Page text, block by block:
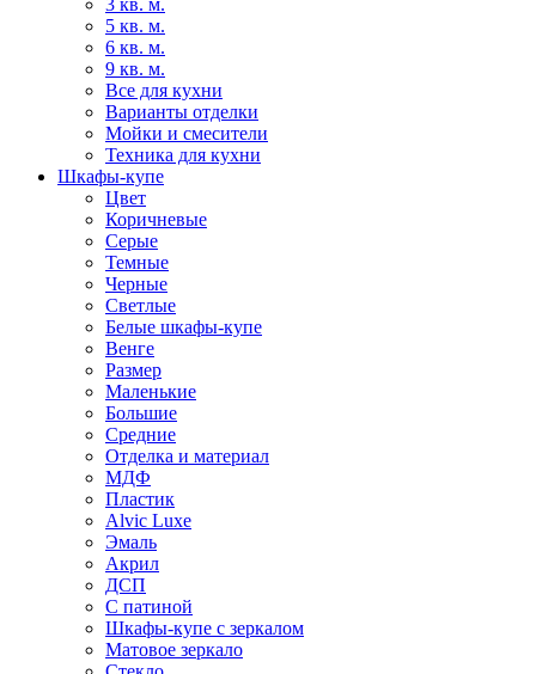
3 кв. м.
5 кв. м.
6 кв. м.
9 кв. м.
Все для кухни
Варианты отделки
Мойки и смесители
Техника для кухни
Шкафы-купе
Цвет
Коричневые
Серые
Темные
Черные
Светлые
Белые шкафы-купе
Венге
Размер
Маленькие
Большие
Средние
Отделка и материал
МДФ
Пластик
Alvic Luxe
Эмаль
Акрил
ДСП
С патиной
Шкафы-купе с зеркалом
Матовое зеркало